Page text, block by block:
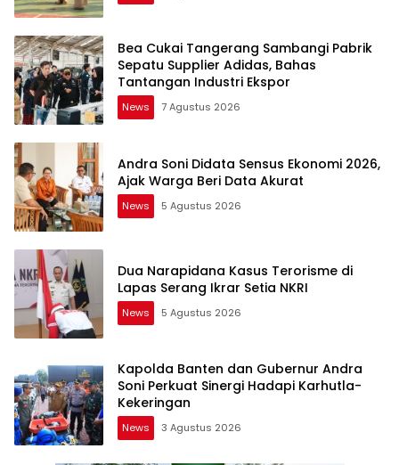
Bea Cukai Tangerang Sambangi Pabrik
Sepatu Supplier Adidas, Bahas
Tantangan Industri Ekspor
News 7 Agustus 2026
Andra Soni Didata Sensus Ekonomi 2026,
Ajak Warga Beri Data Akurat
News 5 Agustus 2026
Dua Narapidana Kasus Terorisme di
Lapas Serang Ikrar Setia NKRI
News 5 Agustus 2026
Kapolda Banten dan Gubernur Andra
Soni Perkuat Sinergi Hadapi Karhutla-
Kekeringan
News 3 Agustus 2026